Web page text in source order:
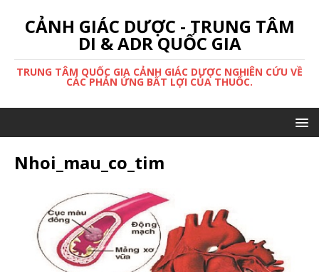
CẢNH GIÁC DƯỢC - TRUNG TÂM
DI & ADR QUỐC GIA
TRUNG TÂM QUỐC GIA CẢNH GIÁC DƯỢC NGHIÊN CỨU VỀ
CÁC PHẢN ỨNG BẤT LỢI CỦA THUỐC.
Nhoi_mau_co_tim